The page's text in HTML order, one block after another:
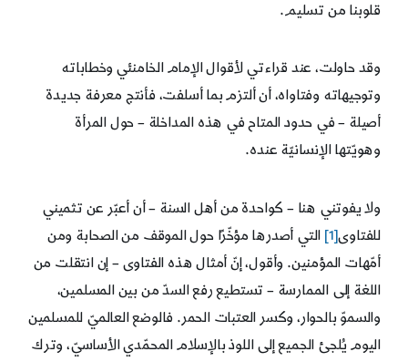
قلوبنا من تسليم.
وقد حاولت، عند قراءتي لأقوال الإمام الخامنئي وخطاباته
وتوجيهاته وفتاواه، أن ألتزم بما أسلفت، فأنتج معرفة جديدة
أصيلة – في حدود المتاح في هذه المداخلة – حول المرأة
وهويّتها الإنسانيّة عنده.
ولا يفوتني هنا – كواحدة من أهل السنة – أن أعبّر عن تثميني
للفتاوى[1]
التي أصدرها مؤخّرًا حول الموقف من الصحابة ومن
أمّهات المؤمنين. وأقول، إنّ أمثال هذه الفتاوى – إن انتقلت من
اللغة إلى الممارسة – تستطيع رفع السدّ من بين المسلمين،
والسموّ بالحوار، وكسر العتبات الحمر. فالوضع العالميّ للمسلمين
اليوم يُلجئ الجميع إلى اللوذ بالإسلام المحمّدي الأساسيّ، وترك